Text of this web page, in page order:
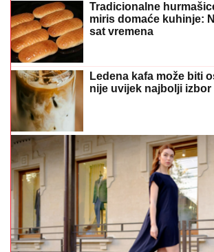
Tradicionalne
miris domaće kuhinje:
sat vremena
Ledena kafa može biti
nije uvijek najbolji izbor